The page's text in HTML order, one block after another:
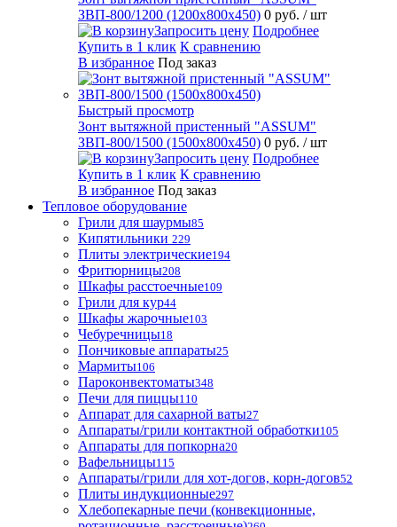
ЗВП-800/1200 (1200х800х450) 0 руб. / шт
Запросить цену Подробнее
Купить в 1 клик К сравнению
В избранное Под заказ
Быстрый просмотр
Зонт вытяжной пристенный "ASSUM"
ЗВП-800/1500 (1500х800х450) 0 руб. / шт
Запросить цену Подробнее
Купить в 1 клик К сравнению
В избранное Под заказ
Тепловое оборудование
Грили для шаурмы85
Кипятильники 229
Плиты электрические194
Фритюрницы208
Шкафы расстоечные109
Грили для кур44
Шкафы жарочные103
Чебуречницы18
Пончиковые аппараты25
Мармиты106
Пароконвектоматы348
Печи для пиццы110
Аппарат для сахарной ваты27
Аппараты/грили контактной обработки105
Аппараты для попкорна20
Вафельницы115
Аппараты/грили для хот-догов, корн-догов52
Плиты индукционные297
Хлебопекарные печи (конвекционные,